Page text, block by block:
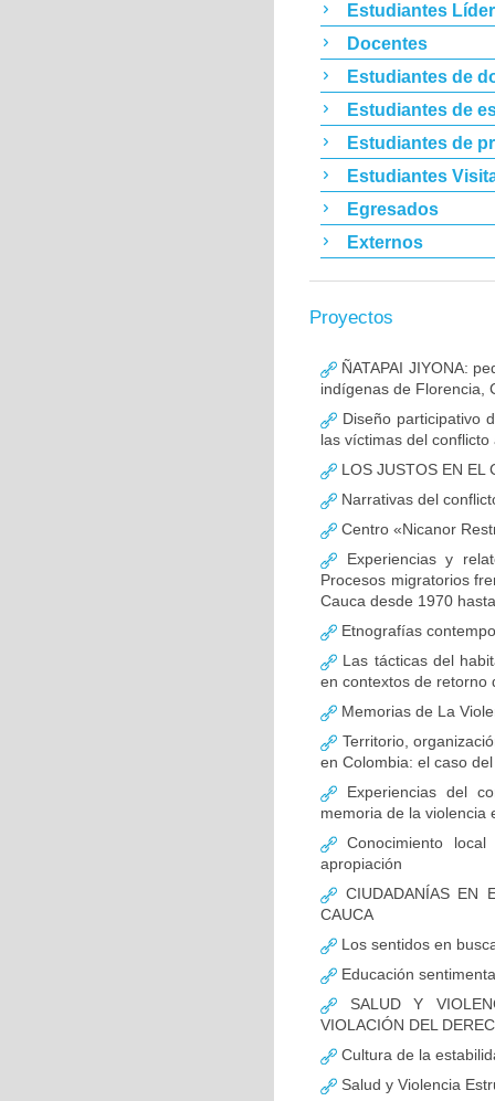
Estudiantes
Docentes
Estudiantes de
Estudiantes de
Estudiantes de
Estudiantes
Egresados
Externos
Proyectos
ÑATAPAI JIYONA:
indígenas de Florencia,
Diseño participativo
las víctimas del
LOS JUSTOS EN EL
Narrativas del
Centro «Nicanor
Experiencias y
Procesos migratorios
Cauca desde 1970
Etnografías
Las tácticas del
en contextos de retorno
Memorias de La
Territorio,
en Colombia: el caso
Experiencias del
memoria de la violencia
Conocimiento
apropiación
CIUDADANÍAS EN
CAUCA
Los sentidos en
Educación
SALUD Y
VIOLACIÓN DEL
Cultura de la
Salud y Violencia